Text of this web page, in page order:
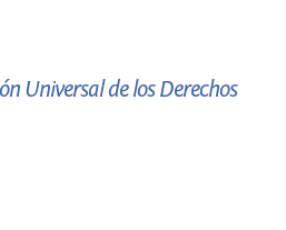
Universal de los Derechos